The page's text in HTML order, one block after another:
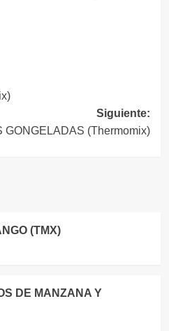
Siguiente:
GONGELADAS (Thermomix)
(TMX)
DE MANZANA Y